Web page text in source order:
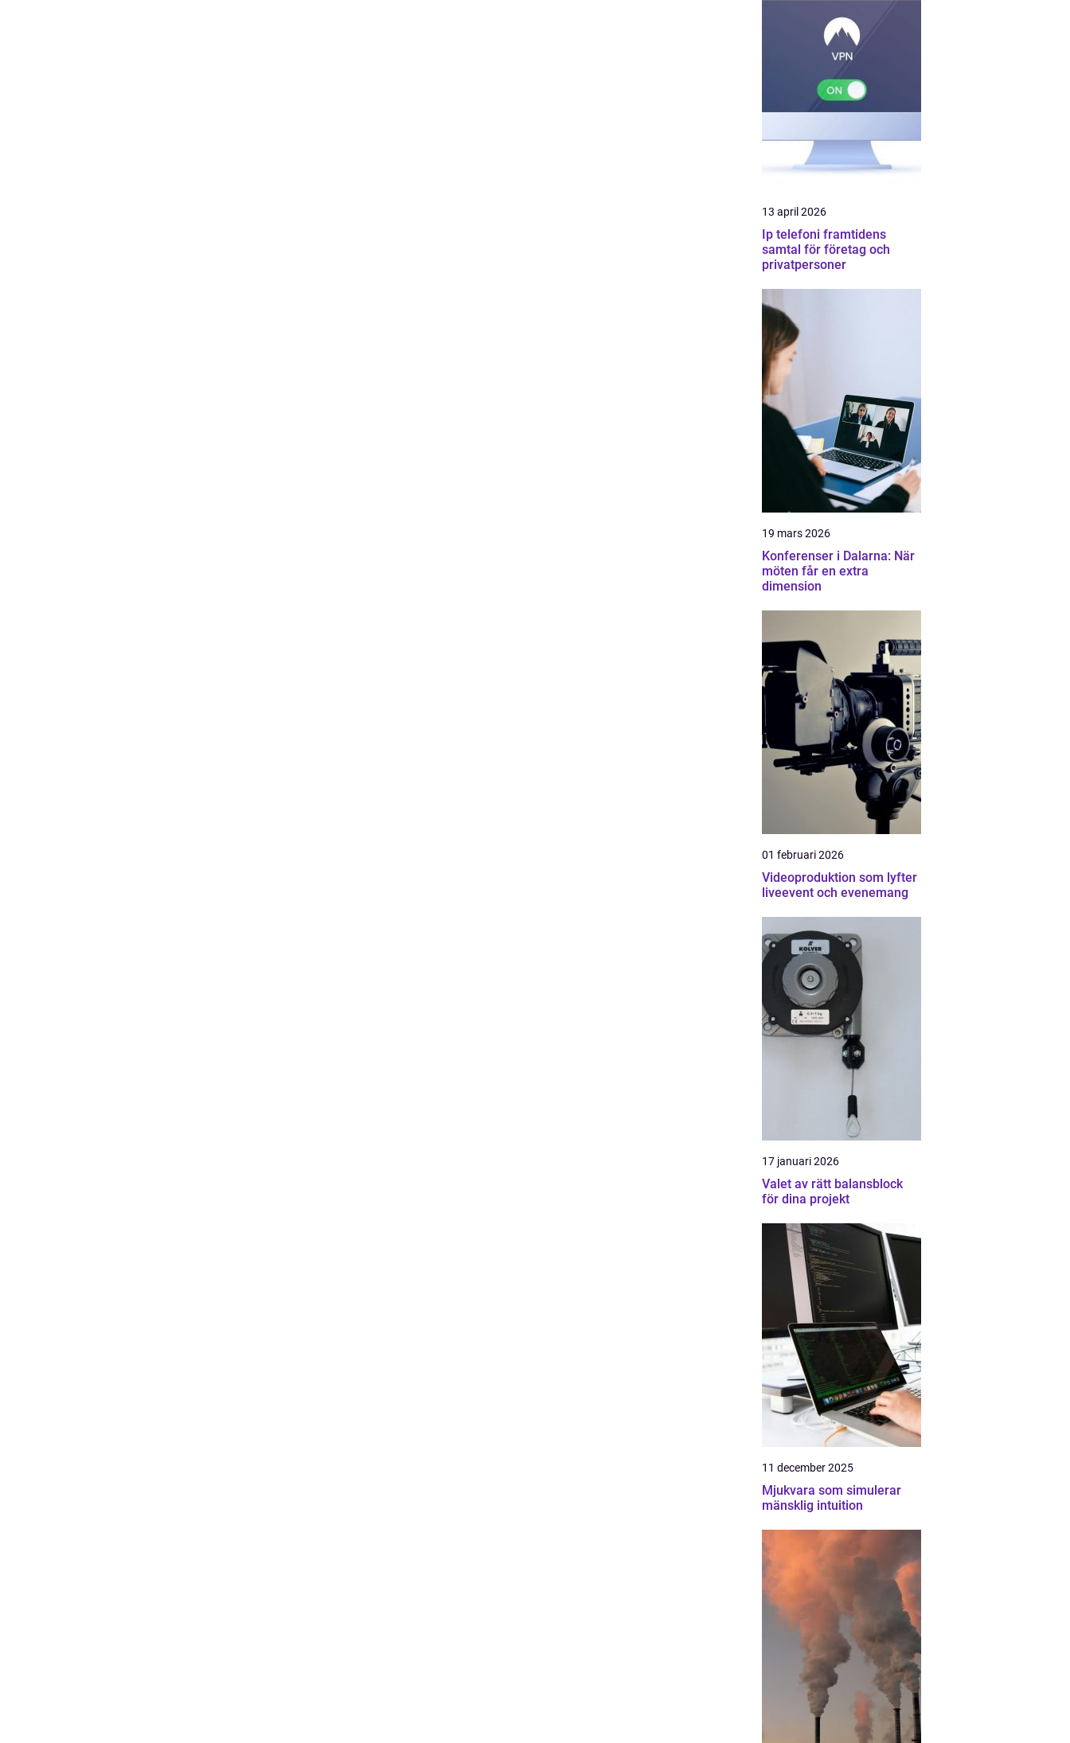
13 april 2026
Ip telefoni framtidens
samtal för företag och
privatpersoner
19 mars 2026
Konferenser i Dalarna: När
möten får en extra
dimension
01 februari 2026
Videoproduktion som lyfter
liveevent och evenemang
17 januari 2026
Valet av rätt balansblock
för dina projekt
11 december 2025
Mjukvara som simulerar
mänsklig intuition